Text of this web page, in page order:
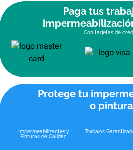
Paga tus
Con tarjetas de
Protege tu
o pintura
Impermeabilizantes y
Pinturas de Calidad
Trabajos